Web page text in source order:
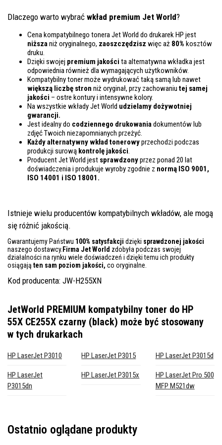
Dlaczego warto wybrać wkład premium Jet World?
Cena kompatybilnego tonera Jet World do drukarek HP jest
niższaniż oryginalnego, zaoszczędzisz więc aż 80% kosztów
druku.
Dzięki swojej premium jakości ta alternatywna wkładka jest
odpowiednia również dla wymagających użytkowników.
Kompatybilny toner może wydrukować taką samą lub nawet
większą liczbę stron niż oryginał, przy zachowaniu tej samej
jakości – ostre kontury i intensywne kolory.
Na wszystkie wkłady Jet World udzielamy dożywotniej
gwarancji.
Jest idealny do codziennego drukowaniadokumentów lub
zdjęć Twoich niezapomnianych przeżyć.
Każdy alternatywny wkład tonerowyprzechodzi podczas
produkcji surową kontrolę jakości.
Producent Jet World jest sprawdzonyprzez ponad 20 lat
doświadczenia i produkuje wyroby zgodnie z normą ISO 9001,
ISO 14001 i ISO 18001.
Istnieje wielu producentów kompatybilnych wkładów, ale mogą
się różnić jakością.
Gwarantujemy Państwu 100% satysfakcji dzięki sprawdzonej jakości
naszego dostawcy. Firma Jet World zdobyła podczas swojej
działalności na rynku wiele doświadczeń i dzięki temu ich produkty
osiągają ten sam poziom jakości, co oryginalne.
Kod producenta: JW-H255XN
JetWorld PREMIUM kompatybilny toner do HP
55X CE255X czarny (black) może być stosowany
w tych drukarkach
HP LaserJet P3010 HP LaserJet P3015 HP LaserJet P3015d
HP LaserJet
P3015dn
HP LaserJet P3015x
HP LaserJet Pro 500
MFP M521dw
Ostatnio oglądane produkty